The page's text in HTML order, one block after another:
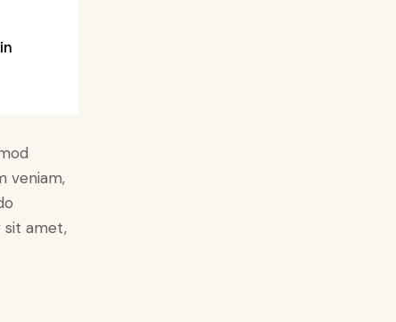
veniam,
sit amet,